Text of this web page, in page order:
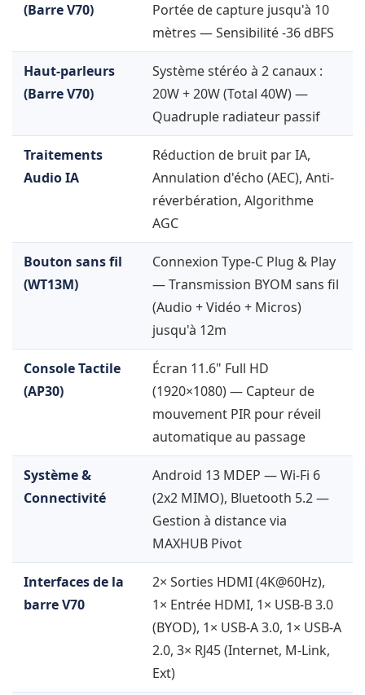
(Barre V70)
Portée de capture jusqu'à 10
mètres — Sensibilité -36 dBFS
Haut-parleurs
(Barre V70)
Système stéréo à 2 canaux :
20W + 20W (Total 40W) —
Quadruple radiateur passif
Traitements
Audio IA
Réduction de bruit par IA,
Annulation d'écho (AEC), Anti-
réverbération, Algorithme
AGC
Bouton sans fil
(WT13M)
Connexion Type-C Plug & Play
— Transmission BYOM sans fil
(Audio + Vidéo + Micros)
jusqu'à 12m
Console Tactile
(AP30)
Écran 11.6" Full HD
(1920×1080) — Capteur de
mouvement PIR pour réveil
automatique au passage
Système &
Connectivité
Android 13 MDEP — Wi-Fi 6
(2x2 MIMO), Bluetooth 5.2 —
Gestion à distance via
MAXHUB Pivot
Interfaces de la
barre V70
2× Sorties HDMI (4K@60Hz),
1× Entrée HDMI, 1× USB-B 3.0
(BYOD), 1× USB-A 3.0, 1× USB-A
2.0, 3× RJ45 (Internet, M-Link,
Ext)